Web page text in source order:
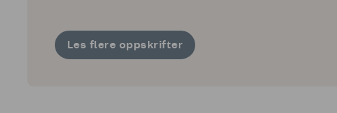
Les flere oppskrifter